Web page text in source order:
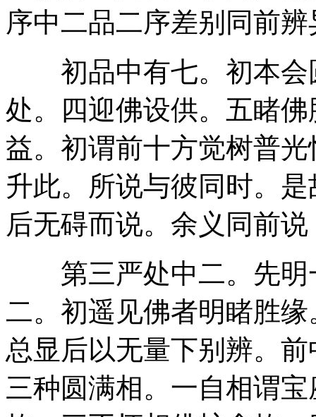
序中二品二序差别同前辨
初品中有七。初本会
处。四迎佛设供。五睹
益。初谓前十方觉树普
升此。所说与彼同时。
后无碍而说。余义同前说
第三严处中二。先明
二。初遥见佛者明睹胜
总显后以无量下别辨。
三种圆满相。一自相谓